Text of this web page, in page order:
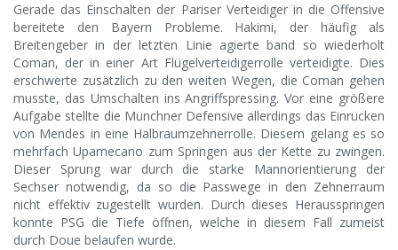
Gerade das Einschalten der Pariser Verteidiger in die Offensive
bereitete den Bayern Probleme. Hakimi, der häufig als
Breitengeber in der letzten Linie agierte band so wiederholt
Coman, der in einer Art Flügelverteidigerrolle verteidigte. Dies
erschwerte zusätzlich zu den weiten Wegen, die Coman gehen
musste, das Umschalten ins Angriffspressing. Vor eine größere
Aufgabe stellte die Münchner Defensive allerdings das Einrücken
von Mendes in eine Halbraumzehnerrolle. Diesem gelang es so
mehrfach Upamecano zum Springen aus der Kette zu zwingen.
Dieser Sprung war durch die starke Mannorientierung der
Sechser notwendig, da so die Passwege in den Zehnerraum
nicht effektiv zugestellt wurden. Durch dieses Herausspringen
konnte PSG die Tiefe öffnen, welche in diesem Fall zumeist
durch Doue belaufen wurde.